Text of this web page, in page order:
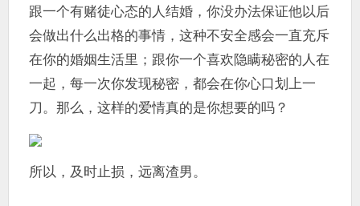
跟一个有赌徒心态的人结婚，你没办法保证他以后
会做出什么出格的事情，这种不安全感会一直充斥
在你的婚姻生活里；跟你一个喜欢隐瞒秘密的人在
一起，每一次你发现秘密，都会在你心口划上一
刀。那么，这样的爱情真的是你想要的吗？
所以，及时止损，远离渣男。